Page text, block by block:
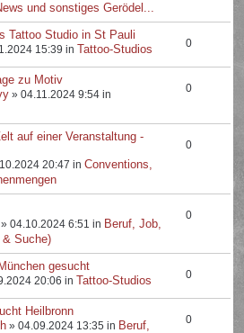
und sonstiges Gerödel...
Tattoo Studio in St Pauli
15:39 in Tattoo-Studios 0
zu Motiv
» 04.11.2024 9:54 in 0
auf einer Veranstaltung -
20:47 inConventions,
0
» 04.10.2024 6:51 in Beruf, Job,
Suche)
0
gesucht
20:06 in Tattoo-Studios 0
Heilbronn
» 04.09.2024 13:35 in Beruf,
0